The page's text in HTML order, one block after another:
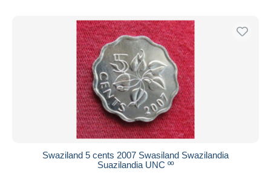
Swaziland 5 cents 2007 Swasiland Swazilandia
Suazilandia UNC ºº